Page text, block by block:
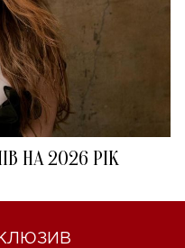
НА 2026 РІК